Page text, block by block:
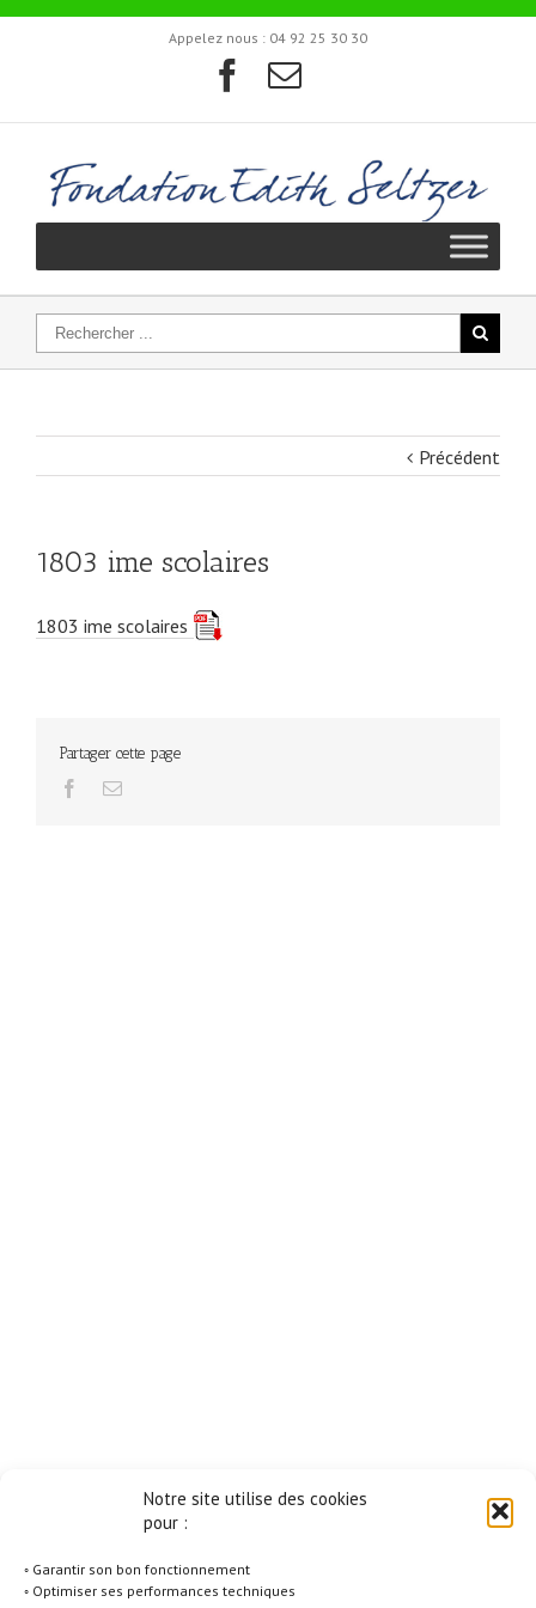
Notre site utilise des cookies
pour :
◦ Garantir son bon fonctionnement
◦ Optimiser ses performances techniques
Appelez nous : 04 92 25 30 30
Précédent
1803 ime scolaires
1803 ime scolaires
Partager cette page